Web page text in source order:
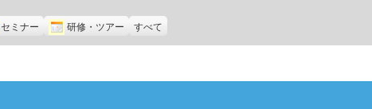
セミナー 研修・ツアー すべて